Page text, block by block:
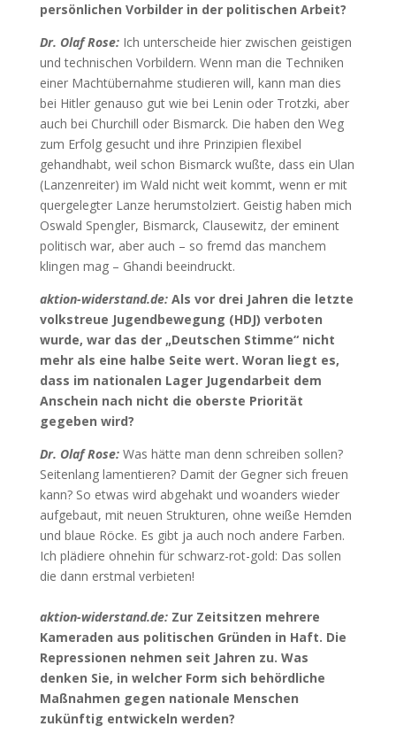
persönlichen Vorbilder in der politischen Arbeit?
Dr. Olaf Rose:Ich unterscheide hier zwischen geistigen
und technischen Vorbildern. Wenn man die Techniken
einer Machtübernahme studieren will, kann man dies
bei Hitler genauso gut wie bei Lenin oder Trotzki, aber
auch bei Churchill oder Bismarck. Die haben den Weg
zum Erfolg gesucht und ihre Prinzipien flexibel
gehandhabt, weil schon Bismarck wußte, dass ein Ulan
(Lanzenreiter) im Wald nicht weit kommt, wenn er mit
quergelegter Lanze herumstolziert. Geistig haben mich
Oswald Spengler, Bismarck, Clausewitz, der eminent
politisch war, aber auch – so fremd das manchem
klingen mag – Ghandi beeindruckt.
aktion-widerstand.de: Als vor drei Jahren die letzte
volkstreue Jugendbewegung (HDJ) verboten
wurde, war das der „Deutschen Stimme“ nicht
mehr als eine halbe Seite wert. Woran liegt es,
dass im nationalen Lager Jugendarbeit dem
Anschein nach nicht die oberste Priorität
gegeben wird?
Dr. Olaf Rose:Was hätte man denn schreiben sollen?
Seitenlang lamentieren? Damit der Gegner sich freuen
kann? So etwas wird abgehakt und woanders wieder
aufgebaut, mit neuen Strukturen, ohne weiße Hemden
und blaue Röcke. Es gibt ja auch noch andere Farben.
Ich plädiere ohnehin für schwarz-rot-gold: Das sollen
die dann erstmal verbieten!
aktion-widerstand.de: Zur Zeitsitzen mehrere
Kameraden aus politischen Gründen in Haft. Die
Repressionen nehmen seit Jahren zu. Was
denken Sie, in welcher Form sich behördliche
Maßnahmen gegen nationale Menschen
zukünftig entwickeln werden?